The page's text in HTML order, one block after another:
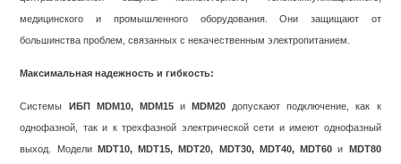
медицинского и промышленного оборудования. Они защищают от
большинства проблем, связанных с некачественным электропитанием.
Максимальная надежность и гибкость:
Системы ИБП MDM10, MDM15иMDM20 допускают подключение, как к
однофазной, так и к трехфазной электрической сети и имеют однофазный
выход. Модели MDT10, MDT15, MDT20, MDT30, MDT40, MDT60 и MDT80